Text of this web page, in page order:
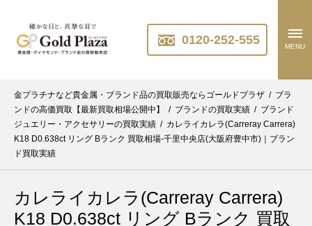
0120-252-555 MENU
金プラチナなど貴金属・ブランド品の買取販売ならゴールドプラザ / ブラ
ンドの高価買取【最新買取相場公開中】
/ ブランドの買取実績 / ブランド
ジュエリー・アクセサリーの買取実績 / カレライカレラ(Carreray Carrera)
K18 D0.638ct リング Bランク 買取相場-千里中央店(大阪府豊中市)｜ブラン
ド買取実績
カレライカレラ(Carreray Carrera)
K18 D0.638ct リング Bランク 買取